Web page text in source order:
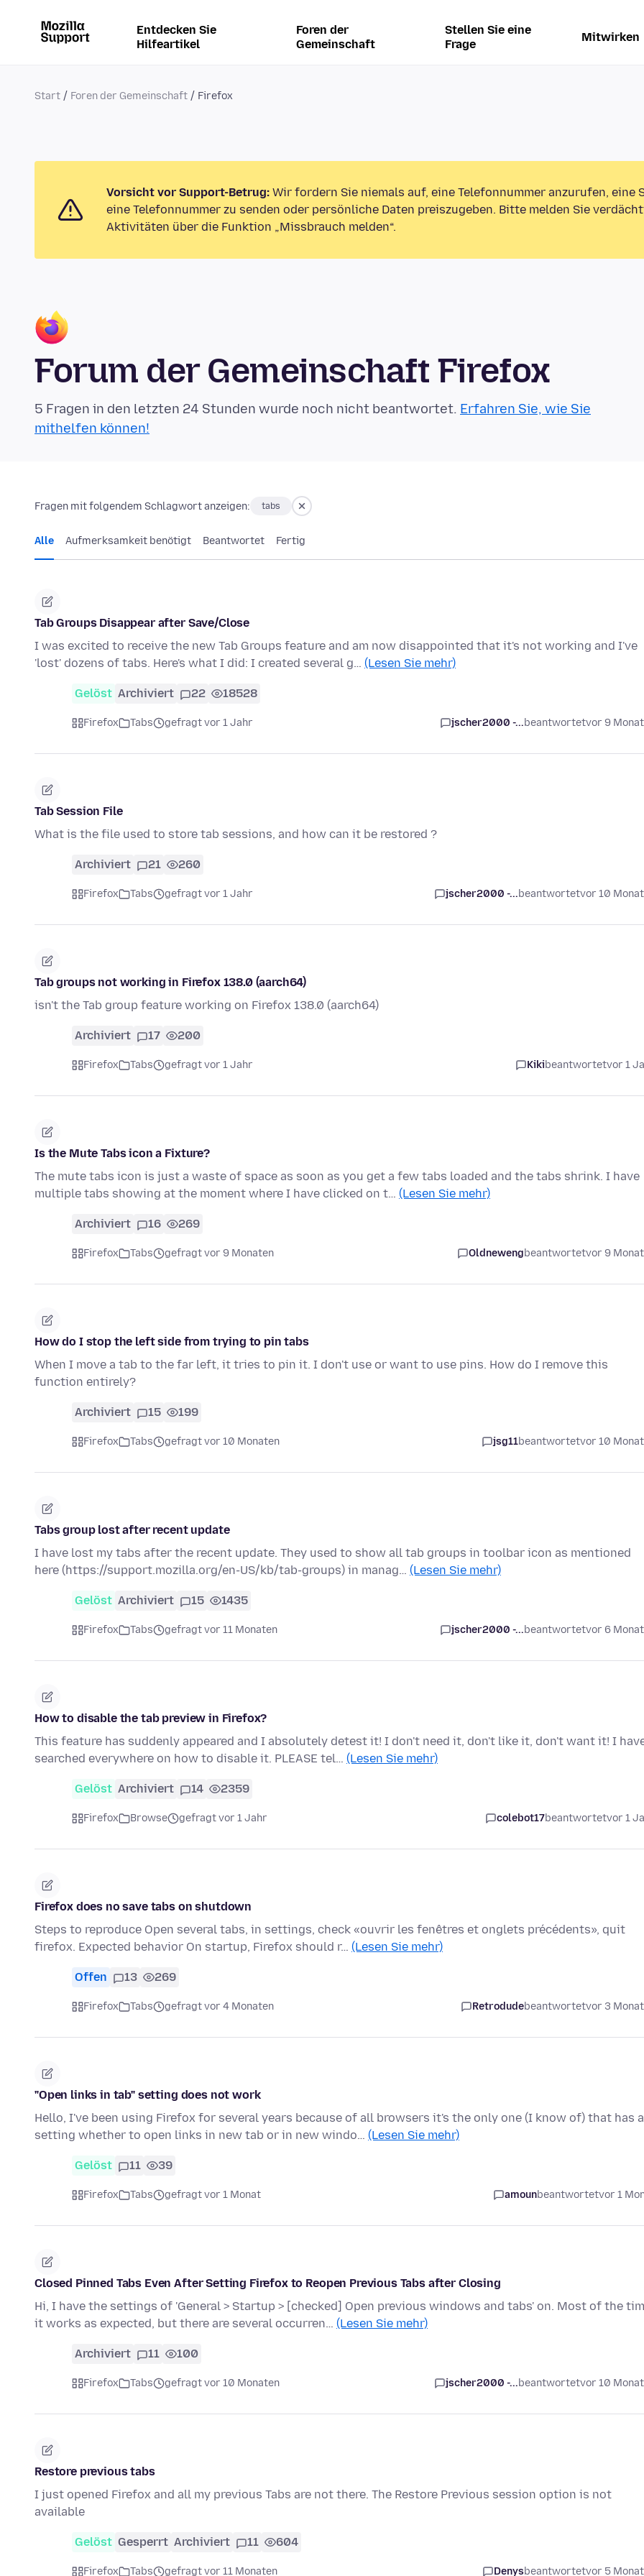
Entdecken Sie
Hilfeartikel
Foren der
Gemeinschaft
Stellen Sie eine
Frage
Mitwirken
Start Foren der Gemeinschaft Firefox
Vorsicht vor Support-Betrug: Wir fordern Sie niemals auf, eine Telefonnummer anzurufen, eine
eine Telefonnummer zu senden oder persönliche Daten preiszugeben. Bitte melden Sie
Aktivitäten über die Funktion „Missbrauch melden“.
Forum der Gemeinschaft Firefox
5 Fragen in den letzten 24 Stunden wurde noch nicht beantwortet. Erfahren Sie, wie Sie
mithelfen können!
Fragen mit folgendem Schlagwort anzeigen: tabs
Alle Aufmerksamkeit benötigt Beantwortet Fertig
Tab Groups Disappear after Save/Close
I was excited to receive the new Tab Groups feature and am now disappointed that it's not working and I've
'lost' dozens of tabs. Here's what I did: I created several g… (Lesen Sie mehr)
Gelöst Archiviert 22 18528
Firefox Tabs gefragt vor 1 Jahr jscher2000 -...beantwortetvor 9
Tab Session File
What is the file used to store tab sessions, and how can it be restored ?
Archiviert 21 260
Firefox Tabs gefragt vor 1 Jahr jscher2000 -...beantwortetvor 10
Tab groups not working in Firefox 138.0 (aarch64)
isn't the Tab group feature working on Firefox 138.0 (aarch64)
Archiviert 17 200
Firefox Tabs gefragt vor 1 Jahr Kikibeantwortetvor 1
Is the Mute Tabs icon a Fixture?
The mute tabs icon is just a waste of space as soon as you get a few tabs loaded and the tabs shrink. I have
multiple tabs showing at the moment where I have clicked on t… (Lesen Sie mehr)
Archiviert 16 269
Firefox Tabs gefragt vor 9 Monaten Oldnewengbeantwortetvor 9
How do I stop the left side from trying to pin tabs
When I move a tab to the far left, it tries to pin it. I don't use or want to use pins. How do I remove this
function entirely?
Archiviert 15 199
Firefox Tabs gefragt vor 10 Monaten jsg11beantwortetvor 10
Tabs group lost after recent update
I have lost my tabs after the recent update. They used to show all tab groups in toolbar icon as mentioned
here (https://support.mozilla.org/en-US/kb/tab-groups) in manag… (Lesen Sie mehr)
Gelöst Archiviert 15 1435
Firefox Tabs gefragt vor 11 Monaten jscher2000 -...beantwortetvor 6
How to disable the tab preview in Firefox?
This feature has suddenly appeared and I absolutely detest it! I don't need it, don't like it, don't want it! I
searched everywhere on how to disable it. PLEASE tel… (Lesen Sie mehr)
Gelöst Archiviert 14 2359
Firefox Browse gefragt vor 1 Jahr colebot17beantwortetvor 1
Firefox does no save tabs on shutdown
Steps to reproduce Open several tabs, in settings, check «ouvrir les fenêtres et onglets précédents», quit
firefox. Expected behavior On startup, Firefox should r… (Lesen Sie mehr)
Offen 13 269
Firefox Tabs gefragt vor 4 Monaten Retrodudebeantwortetvor 3
"Open links in tab" setting does not work
Hello, I've been using Firefox for several years because of all browsers it's the only one (I know of) that has a
setting whether to open links in new tab or in new windo… (Lesen Sie mehr)
Gelöst 11 39
Firefox Tabs gefragt vor 1 Monat amounbeantwortetvor 1
Closed Pinned Tabs Even After Setting Firefox to Reopen Previous Tabs after Closing
Hi, I have the settings of 'General > Startup > [checked] Open previous windows and tabs' on. Most of the
it works as expected, but there are several occurren… (Lesen Sie mehr)
Archiviert 11 100
Firefox Tabs gefragt vor 10 Monaten jscher2000 -...beantwortetvor 10
Restore previous tabs
I just opened Firefox and all my previous Tabs are not there. The Restore Previous session option is not
available
Gelöst Gesperrt Archiviert 11 604
Firefox Tabs gefragt vor 11 Monaten Denysbeantwortetvor 5